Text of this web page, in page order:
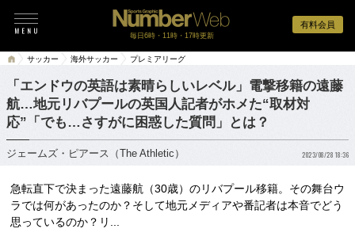
有料会員
毎日6時・11時・17時更新
サッカー 海外サッカー プレミアリーグ
「エンドウの英語は素晴らしいレベル」電撃移籍の遠藤
航…地元リバプールの英国人記者がホメた“取材対
応”「でも…さすがに困惑した質問」とは？
ジェームズ・ピアース（The Athletic） 2023/08/28 18:36
急転直下で決まった遠藤航（30歳）のリバプール移籍。その舞台ウ
ラでは何があったのか？そして地元メディアや番記者は本音でどう
思っているのか？リ...